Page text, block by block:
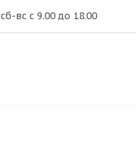
вс с 9.00 до 18.00